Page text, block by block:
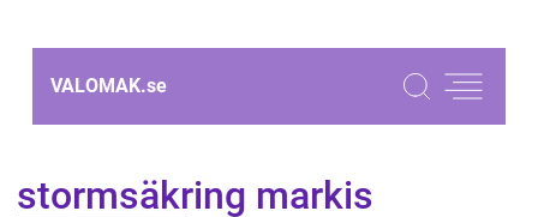
VALOMAK.se
stormsäkring markis